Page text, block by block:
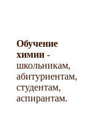
Обучение
химии -
школьникам,
абитуриентам,
студентам,
аспирантам.